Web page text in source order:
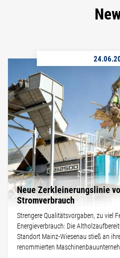
Neue Zerkleinerungslinie
Stromverbrauch
Strengere Qualitätsvorgaben, zu viel
Energieverbrauch: Die
Standort Mainz-Wiesenau stieß an
renommierten